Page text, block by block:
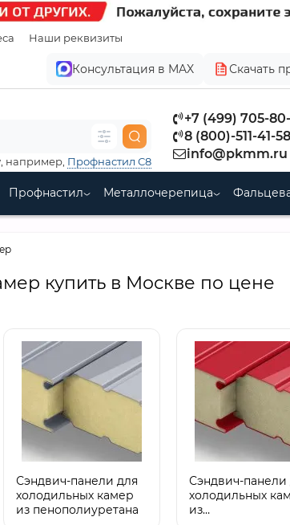
Наши реквизиты
Консультация в MAX Скачать
+7 (499) 705-
8 (800)-511-41-58
info@pkmm.ru
например, Профнастил С8
Профнастил Металлочерепица
купить в Москве по цене
Сэндвич-панели для
холодильных камер
из пенополиуретана
Сэндвич-панели
холодильных
из